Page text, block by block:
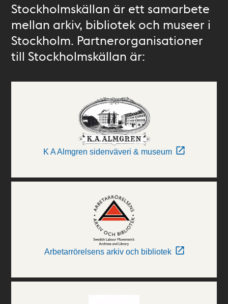
Stockholmskällan är ett samarbete
mellan arkiv, bibliotek och museer i
Stockholm. Partnerorganisationer
till Stockholmskällan är:
K A Almgren sidenväveri & museum
Arbetarrörelsens arkiv och bibliotek